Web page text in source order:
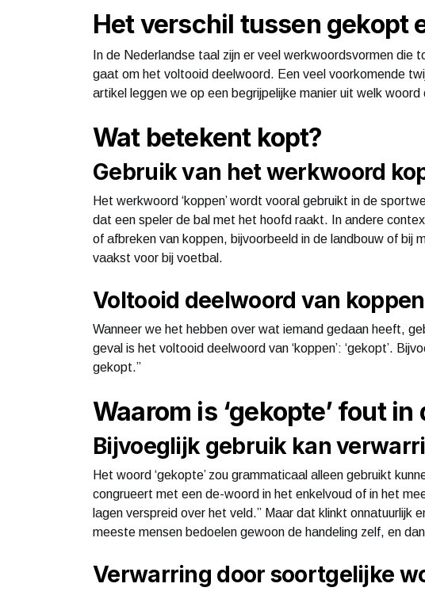
Het verschil tussen gekopt
In de Nederlandse taal zijn er veel werkwoordsvormen die
gaat om het voltooid deelwoord. Een veel voorkomende
artikel leggen we op een begrijpelijke manier uit welk
Wat betekent kopt?
Gebruik van het werkwoord
Het werkwoord ‘koppen’ wordt vooral gebruikt in de
dat een speler de bal met het hoofd raakt. In andere
of afbreken van koppen, bijvoorbeeld in de landbouw of bij
vaakst voor bij voetbal.
Voltooid deelwoord van koppen
Wanneer we het hebben over wat iemand gedaan heeft,
geval is het voltooid deelwoord van ‘koppen’: ‘gekopt’.
gekopt.”
Waarom is ‘gekopte’ fout
Bijvoeglijk gebruik kan
Het woord ‘gekopte’ zou grammaticaal alleen gebruikt
congrueert met een de-woord in het enkelvoud of in het
lagen verspreid over het veld.” Maar dat klinkt onnatuurlijk
meeste mensen bedoelen gewoon de handeling zelf, en
Verwarring door soortgelijke